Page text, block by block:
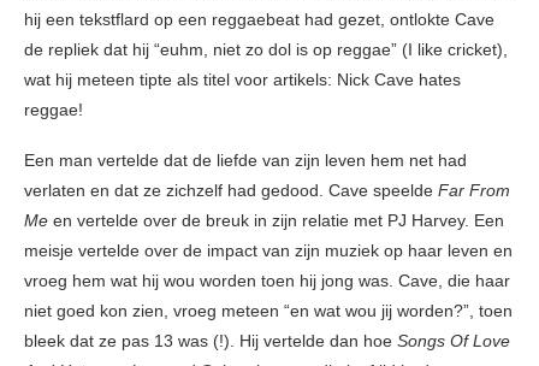
hij een tekstflard op een reggaebeat had gezet, ontlokte Cave
de repliek dat hij “euhm, niet zo dol is op reggae” (I like cricket),
wat hij meteen tipte als titel voor artikels: Nick Cave hates
reggae!
Een man vertelde dat de liefde van zijn leven hem net had
verlaten en dat ze zichzelf had gedood. Cave speelde Far From
Me en vertelde over de breuk in zijn relatie met PJ Harvey. Een
meisje vertelde over de impact van zijn muziek op haar leven en
vroeg hem wat hij wou worden toen hij jong was. Cave, die haar
niet goed kon zien, vroeg meteen “en wat wou jij worden?”, toen
bleek dat ze pas 13 was (!). Hij vertelde dan hoe Songs Of Love